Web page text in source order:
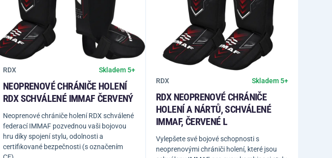
RDX Skladem 5+
NEOPRENOVÉ CHRÁNIČE HOLENÍ
RDX SCHVÁLENÉ IMMAF ČERVENÝ
Neoprenové chrániče holení RDX schválené
federací IMMAF pozvednou vaši bojovou
hru díky spojení stylu, odolnosti a
certifikované bezpečnosti (s označením
RDX Skladem 5+
RDX NEOPRENOVÉ CHRÁNIČE
HOLENÍ A NÁRTŮ, SCHVÁLENÉ
IMMAF, ČERVENÉ L
Vylepšete své bojové schopnosti s
neoprenovými chrániči holení, které jsou